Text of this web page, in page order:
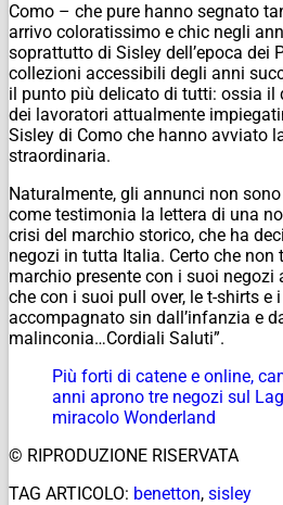
Como – che pure hanno segnato
arrivo coloratissimo e chic negli
soprattutto di Sisley dell’epoca dei
collezioni accessibili degli anni
il punto più delicato di tutti: ossia il
dei lavoratori attualmente
Sisley di Como che hanno avviato
straordinaria.
Naturalmente, gli annunci non
come testimonia la lettera di una
crisi del marchio storico, che ha
negozi in tutta Italia. Certo che non
marchio presente con i suoi negozi
che con i suoi pull over, le t-shirts e
accompagnato sin dall’infanzia e
malinconia…Cordiali Saluti”.
Più forti di catene e online,
anni aprono tre negozi sul
miracolo Wonderland
© RIPRODUZIONE RISERVATA
TAG ARTICOLO: benetton, sisley